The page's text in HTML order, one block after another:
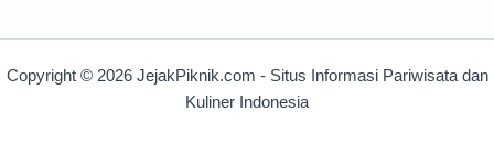
Copyright © 2026 JejakPiknik.com - Situs Informasi Pariwisata dan
Kuliner Indonesia